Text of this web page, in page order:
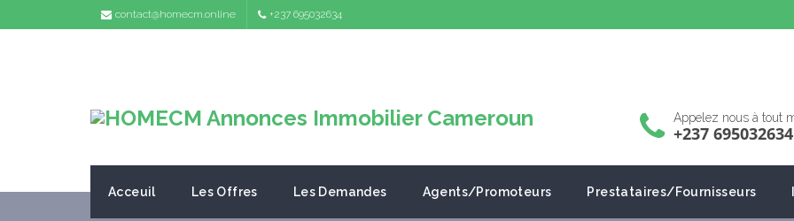
contact@homecm.online +237 695032634
Appelez nous à tout
+237 695032634
Acceuil Les Offres Les Demandes Agents/Promoteurs Prestataires/Fournisseurs